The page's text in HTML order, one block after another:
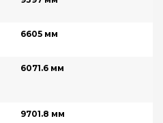
6605 мм
6071.6 мм
9701.8 мм